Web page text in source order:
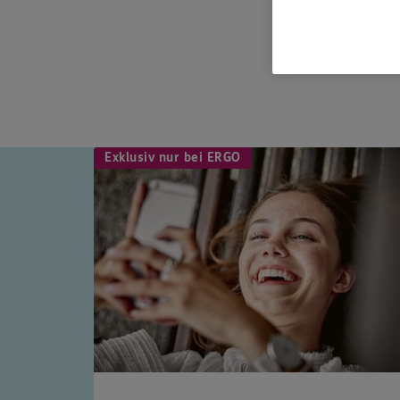
Exklusiv nur bei ERGO